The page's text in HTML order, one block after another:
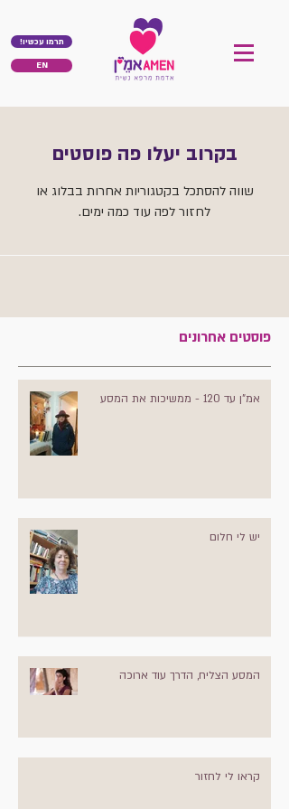
!תרמו עכשיו
EN
בקרוב יעלו פה פוסטים
שווה להסתכל בקטגוריות אחרות בבלוג או
לחזור לפה עוד כמה ימים.
פוסטים אחרונים
אמ"ן עד 120 - ממשיכות את המסע
יש לי חלום
המסע הצליח, הדרך עוד ארוכה
קראו לי לחזור